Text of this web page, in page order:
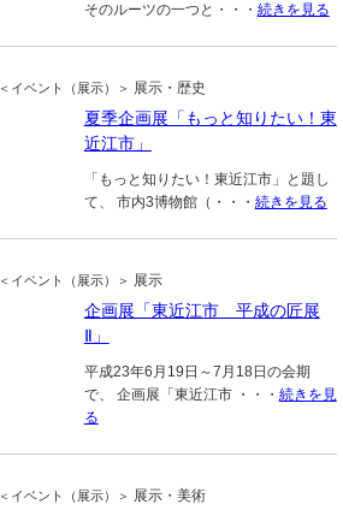
そのルーツの一つと・・・ 続きを見る
＜イベント（展示）＞ 展示・歴史
夏季企画展「もっと知りたい！東
近江市」
「もっと知りたい！東近江市」と題し
て、 市内3博物館（・・・ 続きを見る
＜イベント（展示）＞ 展示
企画展「東近江市 平成の匠展
Ⅱ」
平成23年6月19日～7月18日の会期
で、 企画展「東近江市 ・・・ 続きを見
る
＜イベント（展示）＞ 展示・美術